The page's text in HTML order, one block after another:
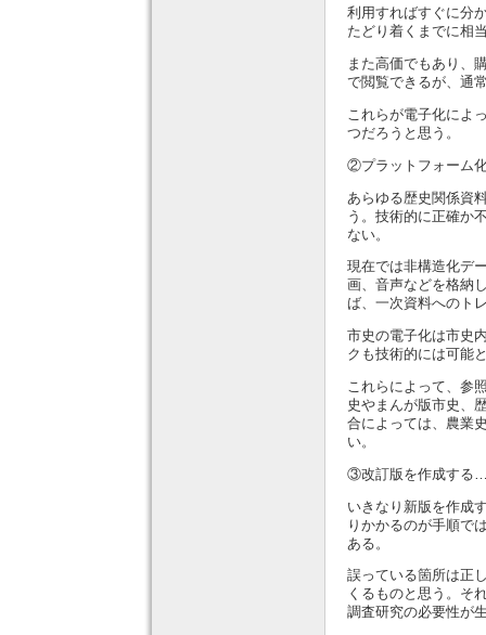
利用すればすぐに分
たどり着くまでに相
また高価でもあり、
で閲覧できるが、通
これらが電子化によ
つだろうと思う。
②プラットフォーム
あらゆる歴史関係資
う。技術的に正確か
ない。
現在では非構造化デ
画、音声などを格納
ば、一次資料へのト
市史の電子化は市史
クも技術的には可能
これらによって、参
史やまんが版市史、
合によっては、農業
い。
③改訂版を作成する
いきなり新版を作成
りかかるのが手順で
ある。
誤っている箇所は正
くるものと思う。そ
調査研究の必要性が